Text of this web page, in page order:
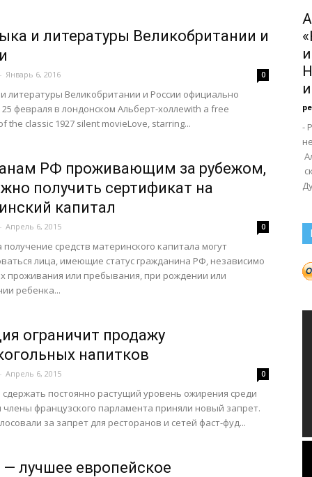
и литературы Великобритании и
- Январь 6, 2016 0
литературы Великобритании и России официально
25 февраля в лондонском Альберт-холлеwith a free
the classic 1927 silent movieLove, starring...
РФ проживающим за рубежом,
получить сертификат на
капитал
- Апрель 6, 2015 0
средств материнского капитала могут
лица, имеющие статус гражданина РФ, независимо
проживания или пребывания, при рождении или
ребенка...
ограничит продажу
напитков
- Апрель 6, 2015 0
постоянно растущий уровень ожирения среди
члены французского парламента приняли новый запрет.
за запрет для ресторанов и сетей фаст-фуд...
лучшее европейское
-